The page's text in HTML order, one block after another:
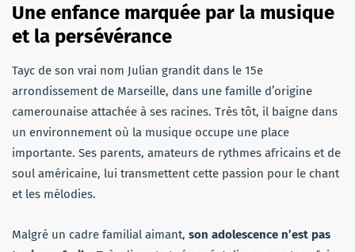
Une enfance marquée par la musique
et la persévérance
Tayc de son vrai nom Julian grandit dans le 15e
arrondissement de Marseille, dans une famille d’origine
camerounaise attachée à ses racines. Très tôt, il baigne dans
un environnement où la musique occupe une place
importante. Ses parents, amateurs de rythmes africains et de
soul américaine, lui transmettent cette passion pour le chant
et les mélodies.
Malgré un cadre familial aimant, son adolescence n’est pas